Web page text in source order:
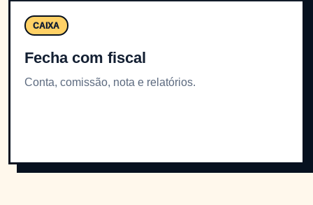
CAIXA
Fecha com fiscal
Conta, comissão, nota e relatórios.